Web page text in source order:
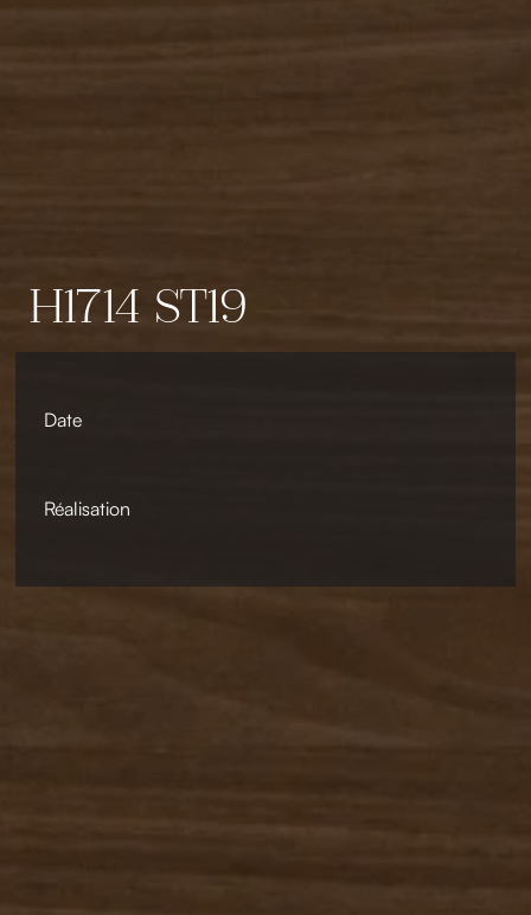
H1714 ST19
Date
Réalisation